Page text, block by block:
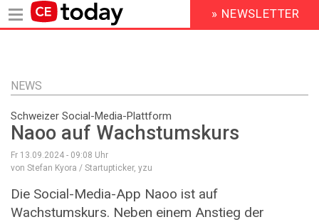
Inhalt
HEADER
MENU
» NEWSLETTER
NEWS
Schweizer Social-Media-Plattform
Naoo auf Wachstumskurs
Fr 13.09.2024 - 09:08 Uhr
von Stefan Kyora / Startupticker, yzu
Die Social-Media-App Naoo ist auf
Wachstumskurs. Neben einem Anstieg der